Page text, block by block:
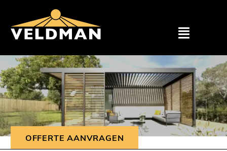
Particulier
Zakelijk
OFFERTE AANVRAGEN